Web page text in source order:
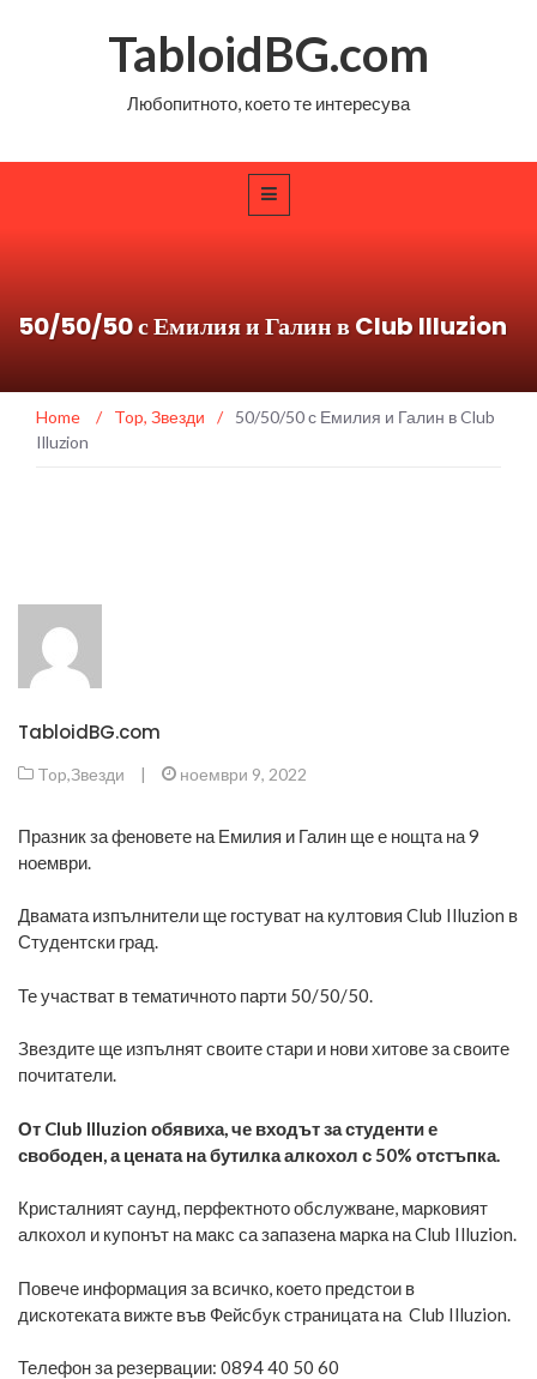
TabloidBG.com
Любопитното, което те интересува
50/50/50 с Емилия и Галин в Club Illuzion
Home / Top, Звезди /
50/50/50 с Емилия и Галин в Club
Illuzion
TabloidBG.com
Top,Звезди | ноември 9, 2022
Празник за феновете на Емилия и Галин ще е нощта на 9
ноември.
Двамата изпълнители ще гостуват на култовия Club Illuzion в
Студентски град.
Те участват в тематичното парти 50/50/50.
Звездите ще изпълнят своите стари и нови хитове за своите
почитатели.
От Club Illuzion обявиха, че входът за студенти е
свободен, а цената на бутилка алкохол с 50% отстъпка.
Кристалният саунд, перфектното обслужване, марковият
алкохол и купонът на макс са запазена марка на Club Illuzion.
Повече информация за всичко, което предстои в
дискотеката вижте във Фейсбук страницата на Club Illuzion.
Телефон за резервации: 0894 40 50 60